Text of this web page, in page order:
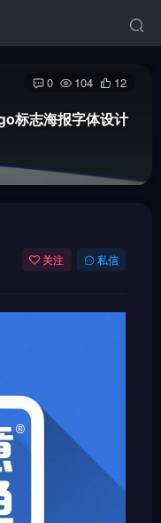
标志海报字体设计
0 104 12
关注 私信